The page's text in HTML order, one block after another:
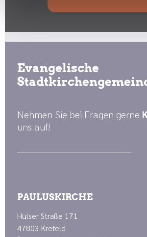
Evangelische
Nehmen Sie bei Fragen gerne
uns auf!
PAULUSKIRCHE
Hülser Straße 171
47803 Krefeld